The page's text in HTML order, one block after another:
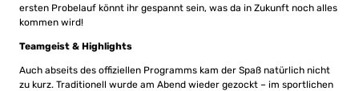
ersten Probelauf könnt ihr gespannt sein, was da in Zukunft noch alles
kommen wird!
Teamgeist & Highlights
Auch abseits des offiziellen Programms kam der Spaß natürlich nicht
zu kurz. Traditionell wurde am Abend wieder gezockt – im sportlichen